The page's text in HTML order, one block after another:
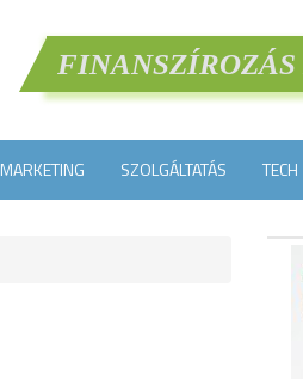
MARKETING SZOLGÁLTATÁS TECH